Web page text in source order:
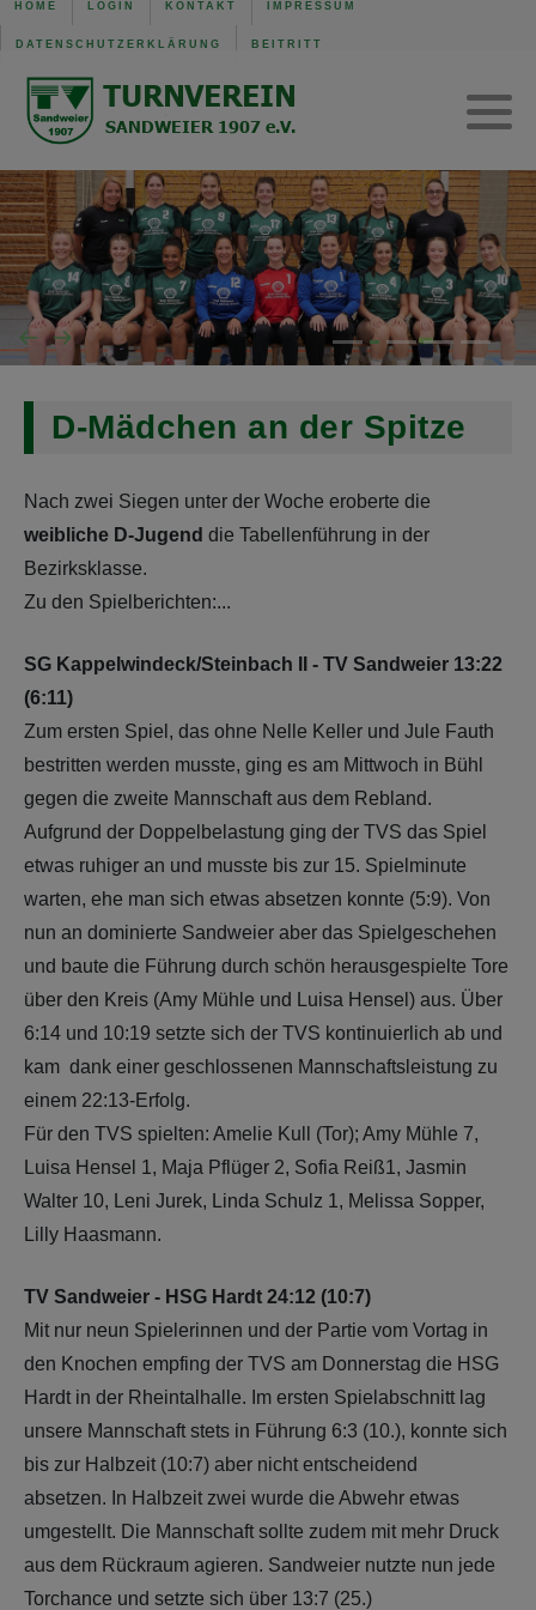
HOME LOGIN KONTAKT IMPRESSUM
DATENSCHUTZERKLÄRUNG BEITRITT
D-Mädchen an der Spitze
Nach zwei Siegen unter der Woche eroberte die
weibliche D-Jugend die Tabellenführung in der
Bezirksklasse.
Zu den Spielberichten:...
SG Kappelwindeck/Steinbach II - TV Sandweier 13:22
(6:11)
Zum ersten Spiel, das ohne Nelle Keller und Jule Fauth
bestritten werden musste, ging es am Mittwoch in Bühl
gegen die zweite Mannschaft aus dem Rebland.
Aufgrund der Doppelbelastung ging der TVS das Spiel
etwas ruhiger an und musste bis zur 15. Spielminute
warten, ehe man sich etwas absetzen konnte (5:9). Von
nun an dominierte Sandweier aber das Spielgeschehen
und baute die Führung durch schön herausgespielte Tore
über den Kreis (Amy Mühle und Luisa Hensel) aus. Über
6:14 und 10:19 setzte sich der TVS kontinuierlich ab und
kam dank einer geschlossenen Mannschaftsleistung zu
einem 22:13-Erfolg.
Für den TVS spielten: Amelie Kull (Tor); Amy Mühle 7,
Luisa Hensel 1, Maja Pflüger 2, Sofia Reiß1, Jasmin
Walter 10, Leni Jurek, Linda Schulz 1, Melissa Sopper,
Lilly Haasmann.
TV Sandweier - HSG Hardt 24:12 (10:7)
Mit nur neun Spielerinnen und der Partie vom Vortag in
den Knochen empfing der TVS am Donnerstag die HSG
Hardt in der Rheintalhalle. Im ersten Spielabschnitt lag
unsere Mannschaft stets in Führung 6:3 (10.), konnte sich
bis zur Halbzeit (10:7) aber nicht entscheidend
absetzen. In Halbzeit zwei wurde die Abwehr etwas
umgestellt. Die Mannschaft sollte zudem mit mehr Druck
aus dem Rückraum agieren. Sandweier nutzte nun jede
Torchance und setzte sich über 13:7 (25.)
TVS Baden-Baden 1907
Unsere Schiedsrichter
Wochenübersicht TVS BB
Wochenübersicht TVS
Wochenübersicht SG
Trainingszeiten
Turnen Jugend
Gerätturnen w.
Eltern-Kind-Turnen
Verwaltung
Mannschaft der Woche